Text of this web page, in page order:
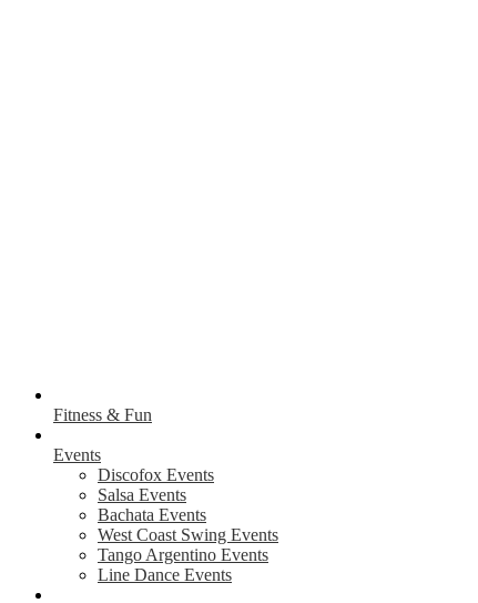
Fitness & Fun
Events
Discofox Events
Salsa Events
Bachata Events
West Coast Swing Events
Tango Argentino Events
Line Dance Events